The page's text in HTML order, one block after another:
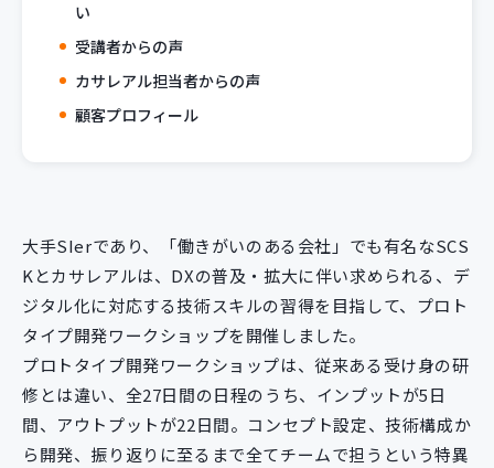
い
受講者からの声
カサレアル担当者からの声
顧客プロフィール
大手SIerであり、「働きがいのある会社」でも有名なSCS
Kとカサレアルは、DXの普及・拡大に伴い求められる、デ
ジタル化に対応する技術スキルの習得を目指して、プロト
タイプ開発ワークショップを開催しました。
プロトタイプ開発ワークショップは、従来ある受け身の研
修とは違い、全27日間の日程のうち、インプットが5日
間、アウトプットが22日間。コンセプト設定、技術構成か
ら開発、振り返りに至るまで全てチームで担うという特異